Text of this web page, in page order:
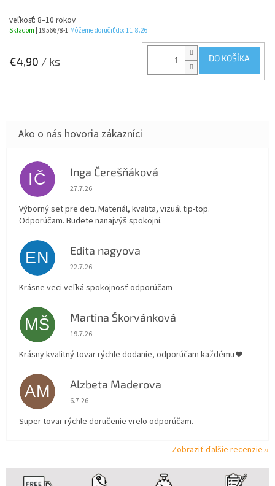
veľkosť: 8–10 rokov
Skladom | 19566/8-1 Môžeme doručiť do: 11.8.26
€4,90 / ks DO KOŠÍKA
IČ Inga Čerešňáková
Hodnotenie obchodu je 5 z 5 hviezdičiek.
27.7.26
Výborný set pre deti. Materiál, kvalita, vizuál tip-top.
Odporúčam. Budete nanajvýš spokojní.
EN Edita nagyova
Hodnotenie obchodu je 5 z 5 hviezdičiek.
22.7.26
Krásne veci veľká spokojnosť odporúčam
MŠ Martina Škorvánková
Hodnotenie obchodu je 5 z 5 hviezdičiek.
19.7.26
Krásny kvalitný tovar rýchle dodanie, odporúčam každému ❤️
AM Alzbeta Maderova
Hodnotenie obchodu je 5 z 5 hviezdičiek.
6.7.26
Super tovar rýchle doručenie vrelo odporúčam.
Zobraziť ďalšie recenzie